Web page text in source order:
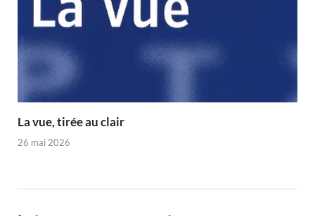
La vue, tirée au clair
26 mai 2026